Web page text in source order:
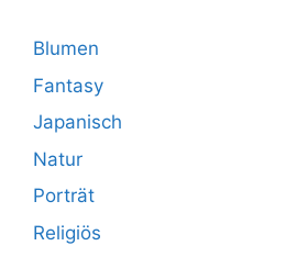
Blumen
Fantasy
Japanisch
Natur
Porträt
Religiös